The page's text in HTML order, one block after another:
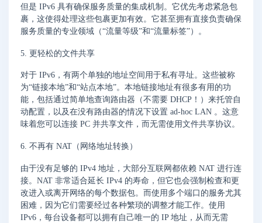
但是 IPv6 具有确保服务质量的集成机制。它优先考虑紧急包
裹，这使得处理这些包裹更加有效。它甚至拥有直接负责确保
服务质量的专业领域（“流量等级”和“流量标签”）。
5. 更轻松的文件共享
对于 IPv6，有两个单独的地址空间用于私有寻址。这些被称
为“链接本地”和“站点本地”。本地链接地址有很多有用的功
能，包括通过简单地查询路由器（不需要 DHCP！）来托管自
动配置，以及在没有路由器的情况下设置 ad-hoc LAN 。这意
味着您可以连接 PC 并共享文件，而无需使用文件共享协议。
6. 不再有 NAT（网络地址转换）
由于没有足够的 IPv4 地址，大部分互联网都依赖 NAT 进行连
接。NAT 非常适合延长 IPv4 的寿命，但它也会强制检查和更
改进入或离开网络的每个数据包。而使用多个端口的服务尤其
困难，因为它们需要经过各种繁琐的调整才能工作。使用
IPv6，每台设备都可以拥有自己唯一的 IP 地址，从而无需